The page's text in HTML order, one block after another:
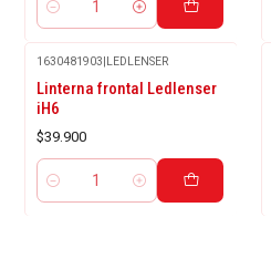
Cantidad
1630481903 LEDLENSER
Linterna frontal Ledlenser
iH6
$39.900
Cantidad